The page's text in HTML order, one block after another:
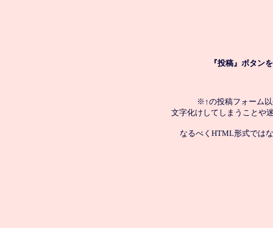
『投稿』ボタン
※↑の投稿フォーム
文字化けしてしまうことや
なるべくHTML形式では